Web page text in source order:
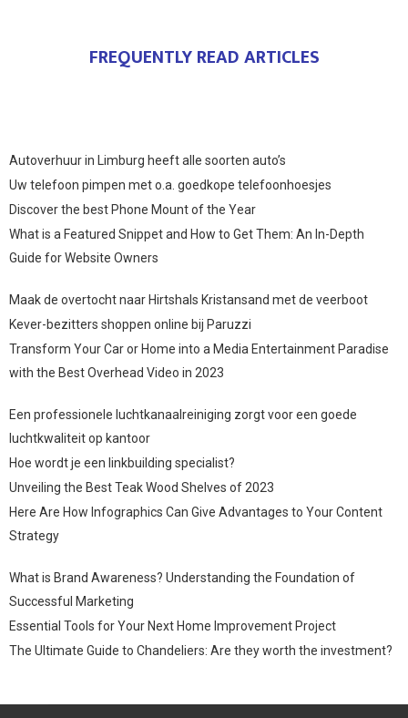
FREQUENTLY READ ARTICLES
Autoverhuur in Limburg heeft alle soorten auto’s
Uw telefoon pimpen met o.a. goedkope telefoonhoesjes
Discover the best Phone Mount of the Year
What is a Featured Snippet and How to Get Them: An In-Depth
Guide for Website Owners
Maak de overtocht naar Hirtshals Kristansand met de veerboot
Kever-bezitters shoppen online bij Paruzzi
Transform Your Car or Home into a Media Entertainment Paradise
with the Best Overhead Video in 2023
Een professionele luchtkanaalreiniging zorgt voor een goede
luchtkwaliteit op kantoor
Hoe wordt je een linkbuilding specialist?
Unveiling the Best Teak Wood Shelves of 2023
Here Are How Infographics Can Give Advantages to Your Content
Strategy
What is Brand Awareness? Understanding the Foundation of
Successful Marketing
Essential Tools for Your Next Home Improvement Project
The Ultimate Guide to Chandeliers: Are they worth the investment?